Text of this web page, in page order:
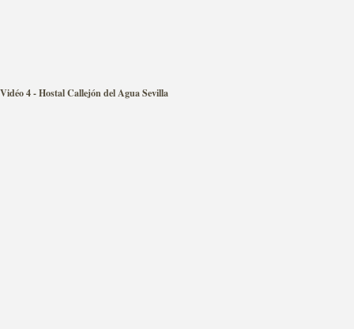
Vidéo 4 - Hostal Callejón del Agua Sevilla